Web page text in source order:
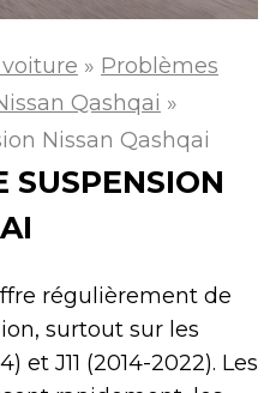
» Problèmes
Qashqai »
Nissan Qashqai
SUSPENSION
régulièrement de
surtout sur les
et J11 (2014-2022). Les